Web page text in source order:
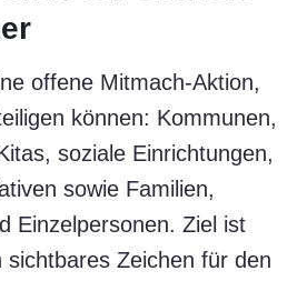
offene Mitmach-Aktion,
können: Kommunen,
soziale Einrichtungen,
sowie Familien,
Einzelpersonen. Ziel ist
Zeichen für den